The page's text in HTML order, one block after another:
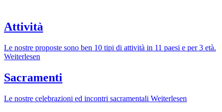
Attività
Le nostre proposte sono ben 10 tipi di attività in 11 paesi e per 3 età.
Weiterlesen
Sacramenti
Le nostre celebrazioni ed incontri sacramentali Weiterlesen